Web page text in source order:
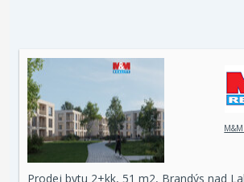
Prodej bytu 2+kk, 51 m2, Brandýs nad